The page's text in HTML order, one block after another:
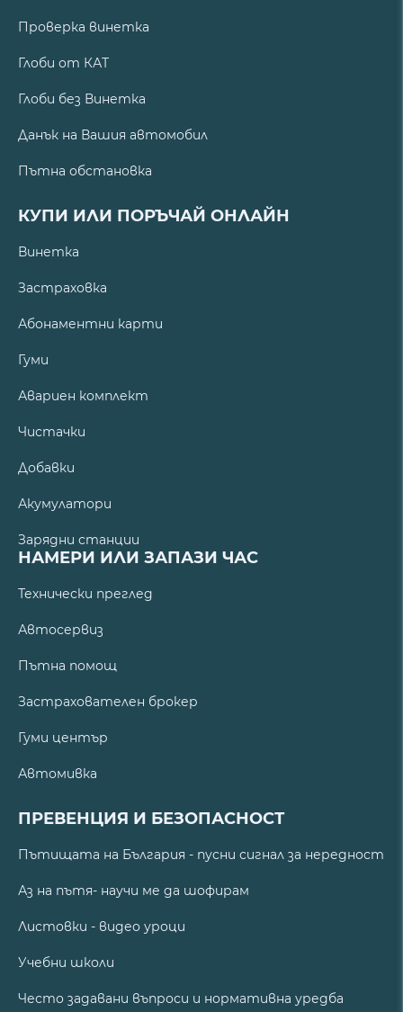
Проверка винетка
Глоби от КАТ
Глоби без Винетка
Данък на Вашия автомобил
Пътна обстановка
КУПИ ИЛИ ПОРЪЧАЙ ОНЛАЙН
Винетка
Застраховка
Абонаментни карти
Гуми
Авариен комплект
Чистачки
Добавки
Акумулатори
Зарядни станции
НАМЕРИ ИЛИ ЗАПАЗИ ЧАС
Технически преглед
Автосервиз
Пътна помощ
Застрахователен брокер
Гуми център
Автомивка
ПРЕВЕНЦИЯ И БЕЗОПАСНОСТ
Пътищата на България - пусни сигнал за нередност
Аз на пътя- научи ме да шофирам
Листовки - видео уроци
Учебни школи
Често задавани въпроси и нормативна уредба